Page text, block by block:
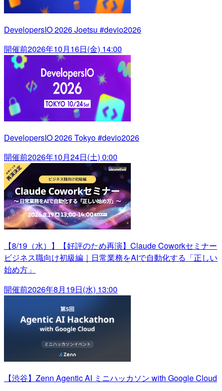
DevelopersIO 2026 Joetsu #devio2026
開催前2026年10月16日(金) 14:00
DevelopersIO 2026 Tokyo #devio2026
開催前2026年10月24日(土) 0:00
【8/19（水）】【好評のため再演】Claude Coworkセミナー
ビジネス職向け初級編｜日常業務をAIで自動化する「正しい
始め方」
開催前2026年8月19日(水) 13:00
【渋谷】Zenn Agentic AI ミニハッカソン with Google Cloud